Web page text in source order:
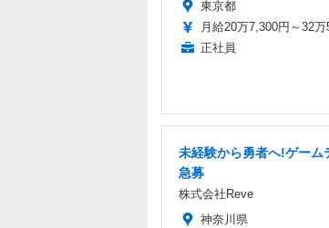
東京都
月給20万7,300円～32
正社員
未経験から勇者へ!ゲーム
急募
株式会社Reve
神奈川県